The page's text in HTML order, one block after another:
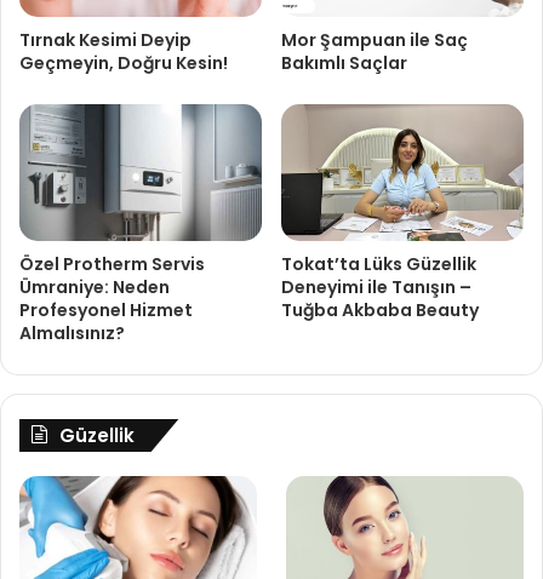
Tırnak Kesimi Deyip
Geçmeyin, Doğru Kesin!
Mor Şampuan ile Saç
Bakımlı Saçlar
Özel Protherm Servis
Ümraniye: Neden
Profesyonel Hizmet
Almalısınız?
Tokat’ta Lüks Güzellik
Deneyimi ile Tanışın –
Tuğba Akbaba Beauty
Güzellik